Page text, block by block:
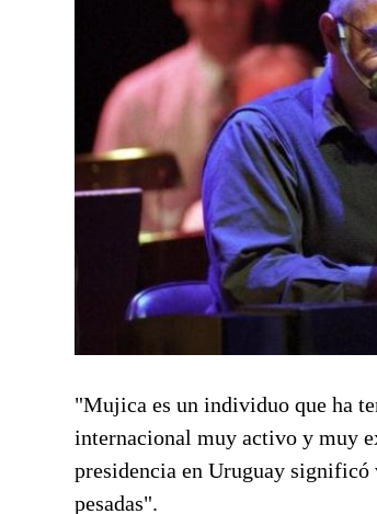
"Mujica es un individuo que ha
internacional muy activo y muy
presidencia en Uruguay significó
pesadas".